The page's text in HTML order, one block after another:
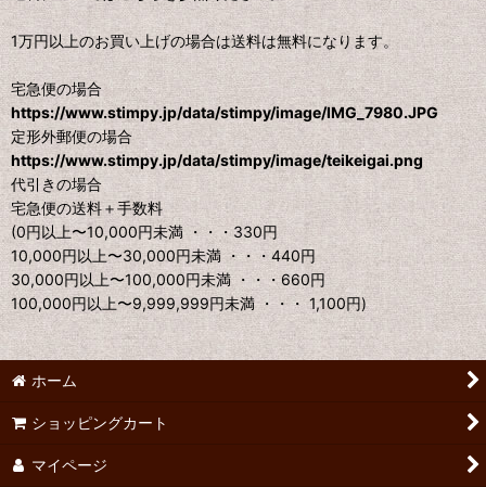
1万円以上のお買い上げの場合は送料は無料になります。
宅急便の場合
https://www.stimpy.jp/data/stimpy/image/IMG_7980.JPG
定形外郵便の場合
https://www.stimpy.jp/data/stimpy/image/teikeigai.png
代引きの場合
宅急便の送料＋手数料
(0円以上〜10,000円未満 ・・・330円
10,000円以上〜30,000円未満 ・・・440円
30,000円以上〜100,000円未満 ・・・660円
100,000円以上〜9,999,999円未満 ・・・ 1,100円)
ホーム
ショッピングカート
マイページ